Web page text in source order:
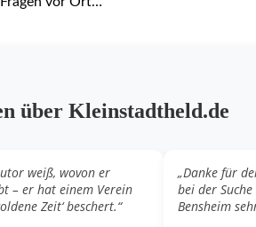
über Kleinstadtheld.de
weiß, wovon er
– er hat einem Verein
Zeit‘ beschert.“
„Danke für
bei der
Bensheim